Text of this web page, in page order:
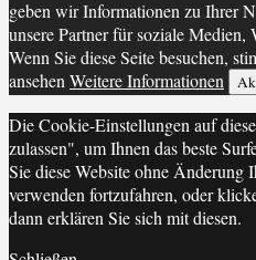
geben wir Informationen zu Ihrer
unsere Partner für soziale
Wenn Sie diese Seite besuchen,
ansehenWeitere Informationen
Die Cookie-Einstellungen auf
zulassen", um Ihnen das beste
Sie diese Website ohne Änderung
verwenden fortzufahren, oder
dann erklären Sie sich mit diesen.